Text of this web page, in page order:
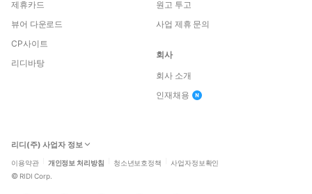
제휴카드
뷰어 다운로드
CP사이트
리디바탕
원고 투고
사업 제휴 문의
회사
회사 소개
인재채용
리디(주) 사업자 정보
이용약관 개인정보 처리방침 청소년보호정책 사업자정보확인
© RIDI Corp.